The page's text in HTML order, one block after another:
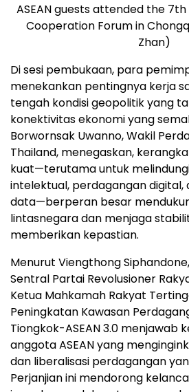
ASEAN guests attended the 7th
Cooperation Forum in
Zhan)
Di sesi pembukaan, para
menekankan pentingnya kerja
tengah kondisi geopolitik yang
konektivitas ekonomi yang
Borwornsak Uwanno, Wakil
Thailand, menegaskan,
kuat—terutama untuk
intelektual, perdagangan digital,
data—berperan besar
lintasnegara dan menjaga
memberikan kepastian.
Menurut Viengthong
Sentral Partai Revolusioner
Ketua Mahkamah Rakyat
Peningkatan Kawasan
Tiongkok-ASEAN 3.0 menjawab
anggota ASEAN yang
dan liberalisasi perdagangan
Perjanjian ini mendorong